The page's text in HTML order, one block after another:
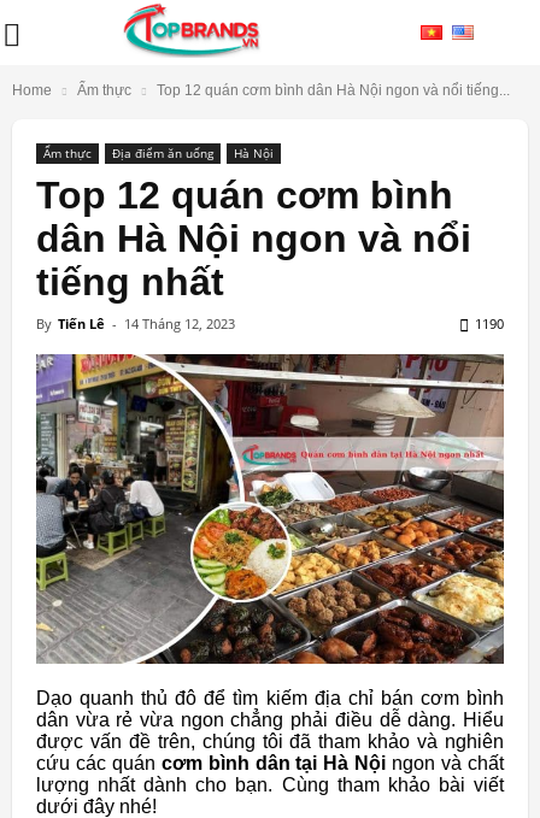
Home Ẩm thực Top 12 quán cơm bình dân Hà Nội ngon và nổi tiếng...
Ẩm thực Địa điểm ăn uống Hà Nội
Top 12 quán cơm bình
dân Hà Nội ngon và nổi
tiếng nhất
By Tiến Lê - 14 Tháng 12, 2023 1190
Dạo quanh thủ đô để tìm kiếm địa chỉ bán cơm bình
dân vừa rẻ vừa ngon chẳng phải điều dễ dàng. Hiểu
được vấn đề trên, chúng tôi đã tham khảo và nghiên
cứu các quán cơm bình dân tại Hà Nội ngon và chất
lượng nhất dành cho bạn. Cùng tham khảo bài viết
dưới đây nhé!